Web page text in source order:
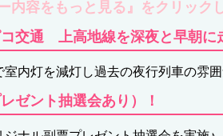
内容をもっと見る』をクリック
交通 上高地線を深夜と早朝に
内灯を減灯し過去の夜行列車の雰
ゼント抽選会あり）！